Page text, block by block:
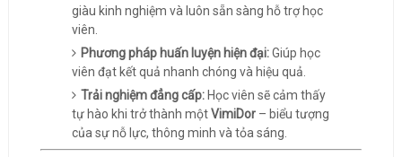
giàu kinh nghiệm và luôn sẵn sàng hỗ trợ học
viên.
Phương pháp huấn luyện hiện đại:Giúp học
viên đạt kết quả nhanh chóng và hiệu quả.
Trải nghiệm đẳng cấp:Học viên sẽ cảm thấy
tự hào khi trở thành mộtVimiDor– biểu tượng
của sự nỗ lực, thông minh và tỏa sáng.